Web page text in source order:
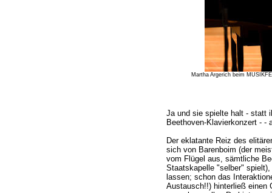
Martha Argerich beim
Ja und sie spielte halt - statt
Beethoven-Klavierkonzert - -
Der eklatante Reiz des
sich von Barenboim (der
vom Flügel aus, sämtliche
Staatskapelle "selber"
lassen; schon das
Austausch!!) hinterließ einen